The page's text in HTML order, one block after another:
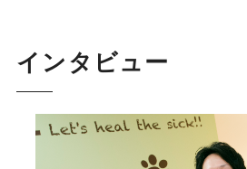
インタビュー